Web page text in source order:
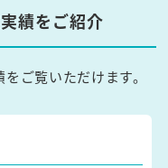
績をご紹介
ご覧いただけます。